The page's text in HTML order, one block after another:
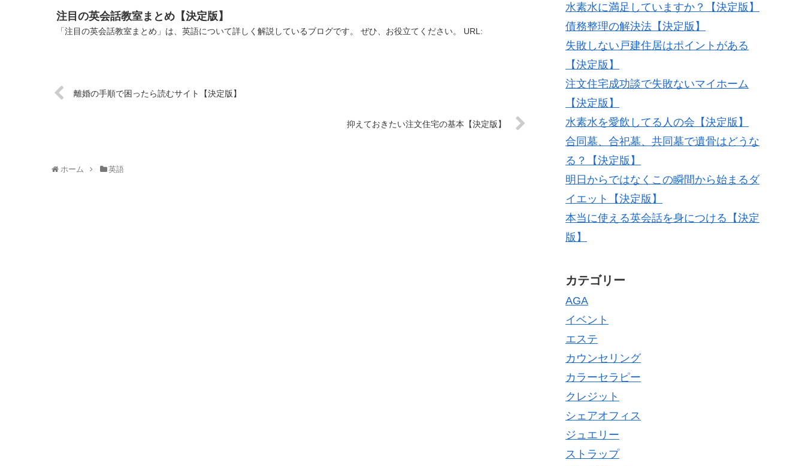
注目の英会話教室まとめ【決定版】
「注目の英会話教室まとめ」は、英語について詳しく解説しているブログです。 ぜひ、お役立てください。 URL:
離婚の手順で困ったら読むサイト【決定版】
抑えておきたい注文住宅の基本【決定版】
ホーム 英語
水素水に満足していますか？【決定版】
債務整理の解決法【決定版】
失敗しない戸建住居はポイントがある
【決定版】
注文住宅成功談で失敗ないマイホーム
【決定版】
水素水を愛飲してる人の会【決定版】
合同墓、合祀墓、共同墓で遺骨はどうな
る？【決定版】
明日からではなくこの瞬間から始まるダ
イエット【決定版】
本当に使える英会話を身につける【決定
版】
カテゴリー
AGA
イベント
エステ
カウンセリング
カラーセラピー
クレジット
シェアオフィス
ジュエリー
ストラップ